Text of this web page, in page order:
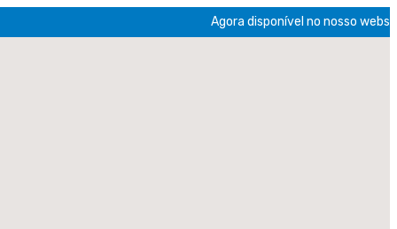
Agora disponível no nosso